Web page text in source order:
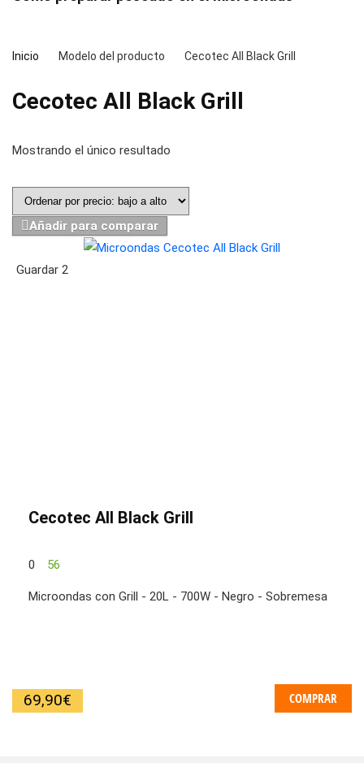
Inicio Modelo del producto Cecotec All Black Grill
Cecotec All Black Grill
Mostrando el único resultado
Añadir para comparar
Guardar 2
Cecotec All Black Grill
0 56
Microondas con Grill - 20L - 700W - Negro - Sobremesa
69,90€ COMPRAR